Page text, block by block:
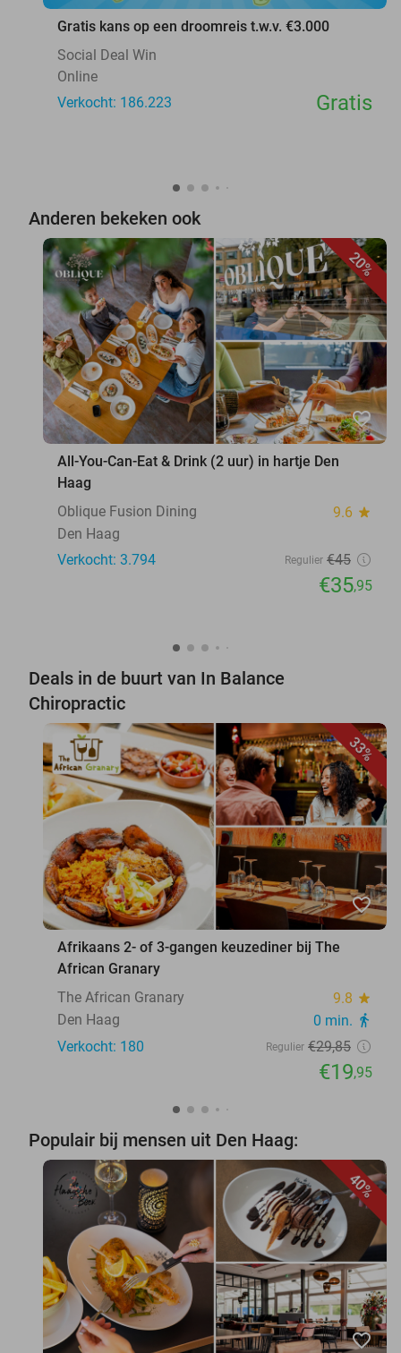
Gratis kans op een droomreis t.w.v. €3.000
Social Deal Win
Online
Verkocht: 186.223
Gratis
Anderen bekeken ook
20%
favorite_border
All-You-Can-Eat & Drink (2 uur) in hartje Den
Haag
Oblique Fusion Dining
9.6 star
Den Haag
Verkocht: 3.794
Regulier €45
€35,95
Deals in de buurt van In Balance
Chiropractic
33%
favorite_border
Afrikaans 2- of 3-gangen keuzediner bij The
African Granary
The African Granary
9.8 star
Den Haag 0 min. directions_walk
Verkocht: 180 Regulier €29,85
€19,95
Populair bij mensen uit Den Haag:
40%
favorite_border